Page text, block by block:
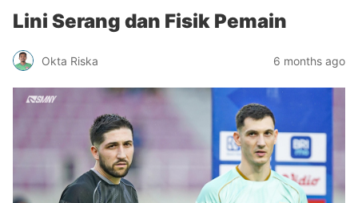
Lini Serang dan Fisik Pemain
Okta Riska 6 months ago